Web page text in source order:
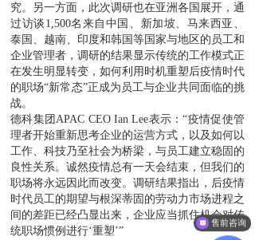
究。另一方面，此次调研也在亚洲各国展开，通
过访谈1,500名来自中国、新加坡、马来西亚、
泰国、越南、印度和韩国等国家与地区的员工和
企业管理者，调研的结果显示传统的工作模式正
在发生明显转变，如何利用时机重塑后疫情时代
的职场“新常态”正成为员工与企业共同面临的挑
战。
德科集团APAC CEO Ian Lee表示：“疫情促使管
理者开始重新思考企业的运营方式，以及如何以
工作、科技乃至社会为桥梁，与员工建立稳固的
良性关系。诚然疫情总有一天会结束，但我们的
职场将永远因此而改变。调研结果指出，后疫情
时代员工的期望与根深蒂固的劳动力市场进程之
间的差距已经凸显出来，企业应当抓住机会对传
统职场惯例进行‘重塑’”
售前咨询